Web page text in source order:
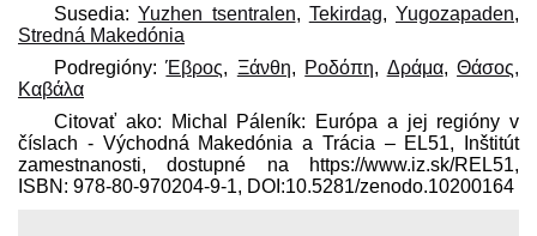
Susedia:Yuzhen tsentralen, Tekirdag, Yugozapaden,
Stredná Makedónia
Podregióny:Έβρος, Ξάνθη, Ροδόπη, Δράμα,Θάσος,
Καβάλα
Citovať ako: Michal Páleník: Európa a jej regióny v
číslach - Východná Makedónia a Trácia – EL51, Inštitút
zamestnanosti, dostupné na https://www.iz.sk/​REL51,
ISBN: 978-80-970204-9-1, DOI:10.5281/zenodo.10200164